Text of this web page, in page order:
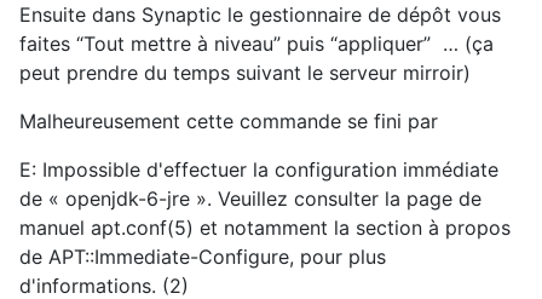
Ensuite dans Synaptic le gestionnaire de dépôt vous
faites “Tout mettre à niveau” puis “appliquer” … (ça
peut prendre du temps suivant le serveur mirroir)
Malheureusement cette commande se fini par
E: Impossible d'effectuer la configuration immédiate
de « openjdk-6-jre ». Veuillez consulter la page de
manuel apt.conf(5) et notamment la section à propos
de APT::Immediate-Configure, pour plus
d'informations. (2)